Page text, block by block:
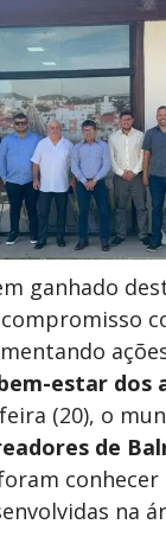
ganhado
estar dos
(20), o
de
na